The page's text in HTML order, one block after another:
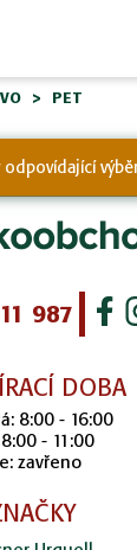
PET
987
DOBA
8:00 - 16:00
- 11:00
zavřeno